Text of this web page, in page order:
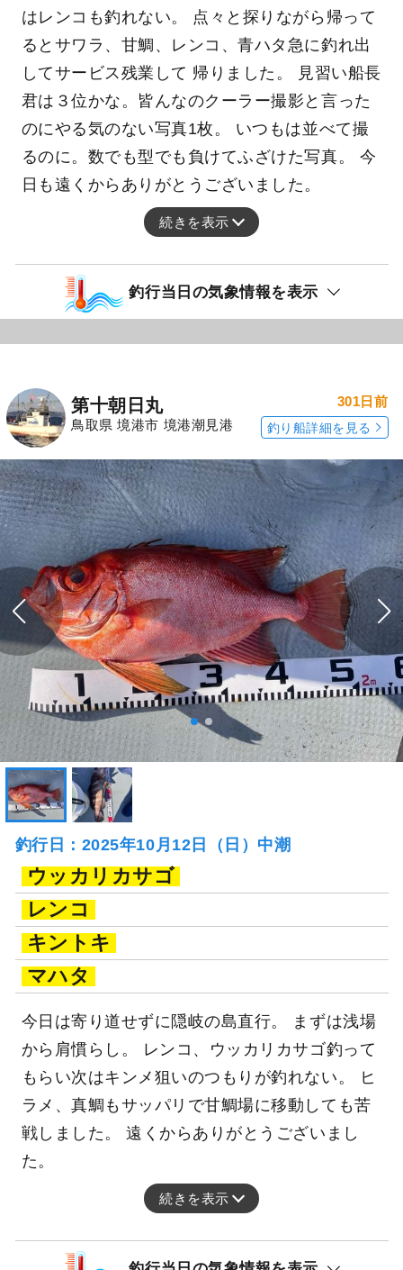
はレンコも釣れない。 点々と探りながら帰って
るとサワラ、甘鯛、レンコ、青ハタ急に釣れ出
してサービス残業して 帰りました。 見習い船長
君は３位かな。皆んなのクーラー撮影と言った
のにやる気のない写真1枚。 いつもは並べて撮
るのに。数でも型でも負けてふざけた写真。 今
日も遠くからありがとうございました。
続きを表示
釣行当日の気象情報を表示
第十朝日丸
鳥取県 境港市 境港潮見港
301日前
釣り船詳細を見る
釣行日：2025年10月12日（日）中潮
ウッカリカサゴ
レンコ
キントキ
マハタ
今日は寄り道せずに隠岐の島直行。 まずは浅場
から肩慣らし。 レンコ、ウッカリカサゴ釣って
もらい次はキンメ狙いのつもりが釣れない。 ヒ
ラメ、真鯛もサッパリで甘鯛場に移動しても苦
戦しました。 遠くからありがとうございまし
た。
続きを表示